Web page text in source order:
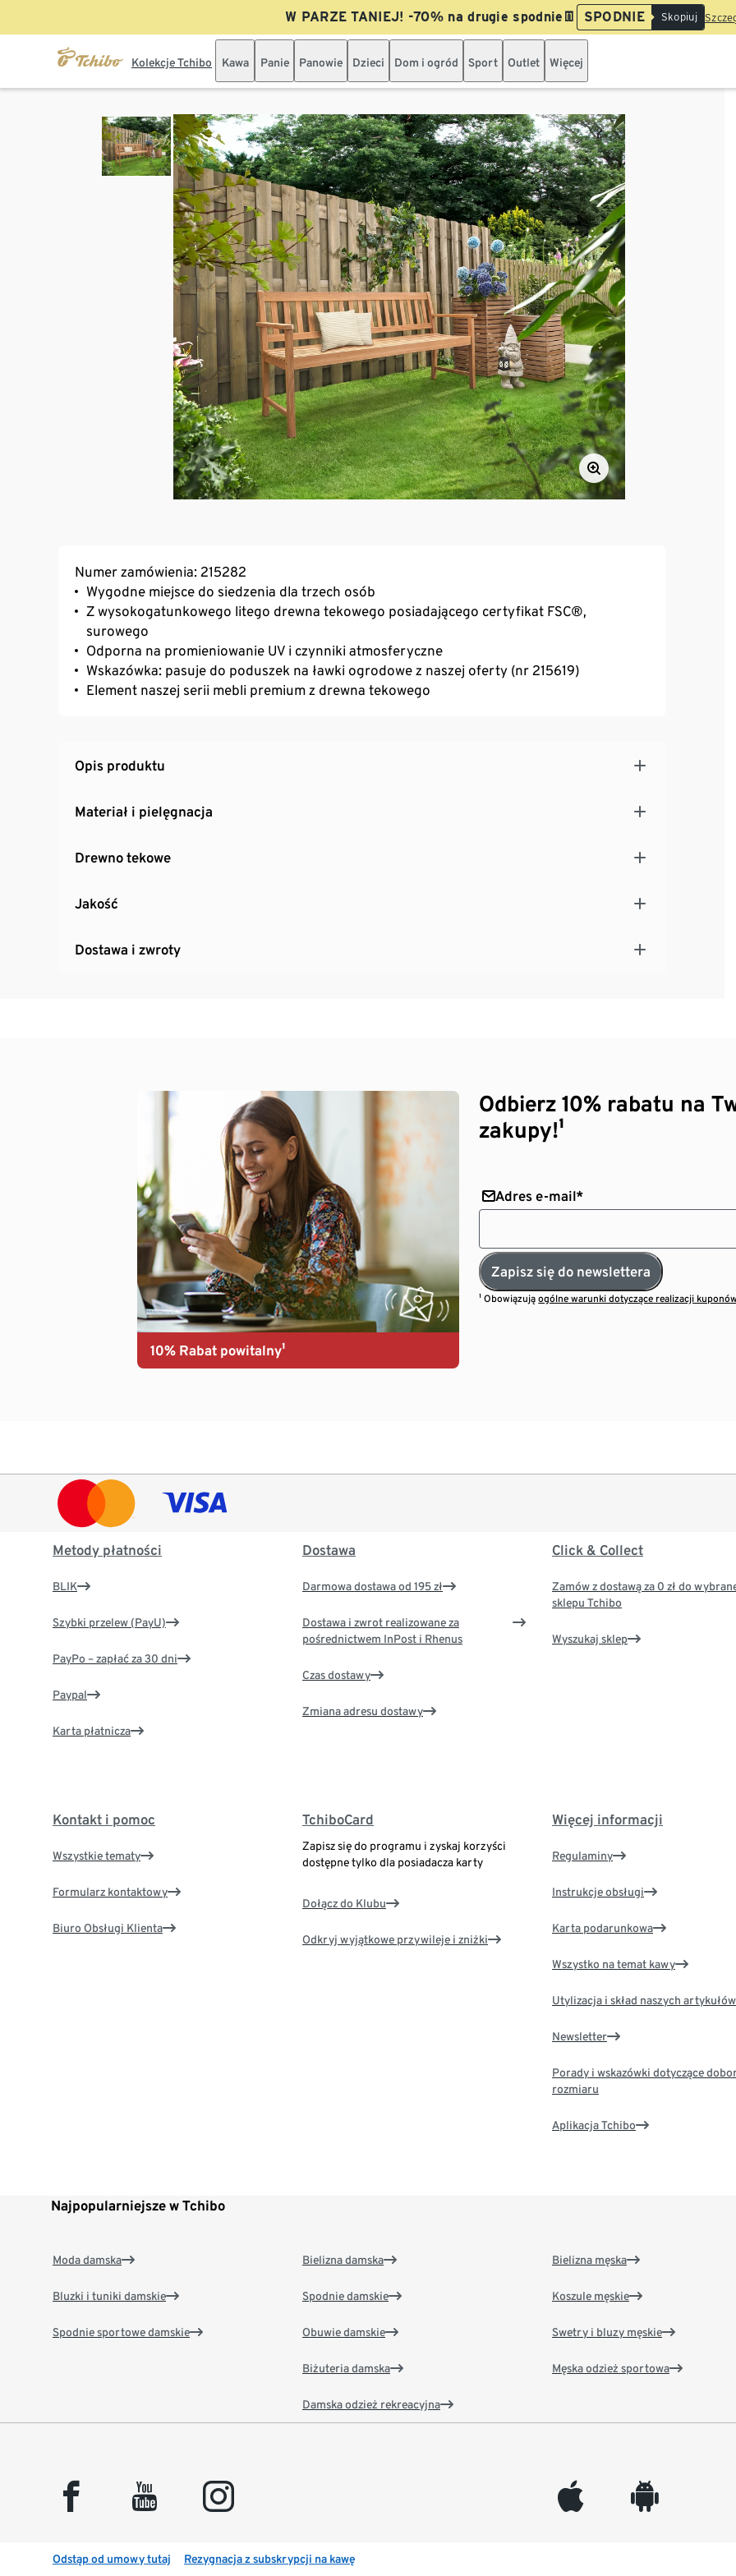
W PARZE TANIEJ! -70% na drugie spodnie👖 SPODNIE Skopiuj
Kolekcje Tchibo Kawa Panie Panowie Dzieci Dom i ogród Sport Outlet Więcej
Numer zamówienia: 215282
Wygodne miejsce do siedzenia dla trzech osób
Z wysokogatunkowego litego drewna tekowego posiadającego certyfikat FSC®,
surowego
Odporna na promieniowanie UV i czynniki atmosferyczne
Wskazówka: pasuje do poduszek na ławki ogrodowe z naszej oferty (nr 215619)
Element naszej serii mebli premium z drewna tekowego
Opis produktu
Materiał i pielęgnacja
Drewno tekowe
Jakość
Dostawa i zwroty
10% Rabat powitalny¹
Odbierz 10% rabatu na
zakupy!¹
Adres e-mail*
Zapisz się do newslettera
¹ Obowiązująogólne warunki dotyczące realizacji
Metody płatności
BLIK
Szybki przelew (PayU)
PayPo – zapłać za 30 dni
Paypal
Karta płatnicza
Dostawa
Darmowa dostawa od 195 zł
Dostawa i zwrot realizowane za
pośrednictwem InPost i Rhenus
Czas dostawy
Zmiana adresu dostawy
Click & Collect
Zamów z dostawą za 0 zł do
sklepu Tchibo
Wyszukaj sklep
Kontakt i pomoc
Wszystkie tematy
Formularz kontaktowy
Biuro Obsługi Klienta
TchiboCard
Zapisz się do programu i zyskaj korzyści
dostępne tylko dla posiadacza karty
Dołącz do Klubu
Odkryj wyjątkowe przywileje i zniżki
Więcej informacji
Regulaminy
Instrukcje obsługi
Karta podarunkowa
Wszystko na temat kawy
Utylizacja i skład naszych artykułów
Newsletter
Porady i wskazówki dotyczące
rozmiaru
Aplikacja Tchibo
Najpopularniejsze w Tchibo
Moda damska
Bluzki i tuniki damskie
Spodnie sportowe damskie
Bielizna damska
Spodnie damskie
Obuwie damskie
Biżuteria damska
Damska odzież rekreacyjna
Bielizna męska
Koszule męskie
Swetry i bluzy męskie
Męska odzież sportowa
facebook youtube instagram appleinc android
Odstąp od umowy tutaj Rezygnacja z subskrypcji na kawę